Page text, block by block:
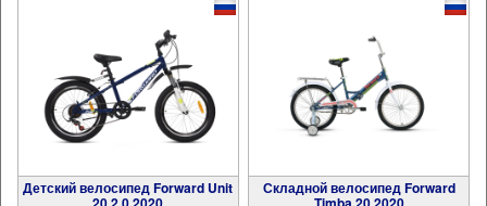
Детский велосипед Forward Unit Складной велосипед Forward